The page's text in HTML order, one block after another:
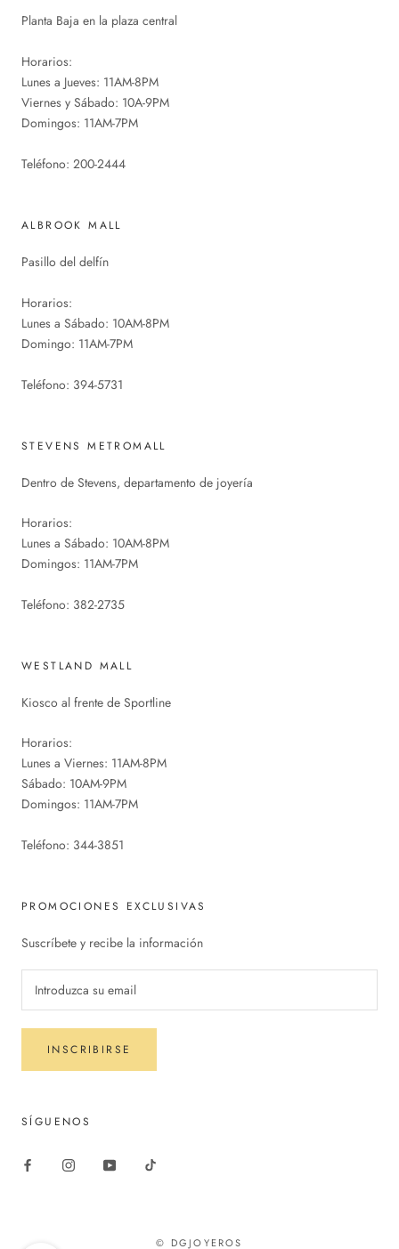
Planta Baja en la plaza central
Horarios:
Lunes a Jueves: 11AM-8PM
Viernes y Sábado: 10A-9PM
Domingos: 11AM-7PM
Teléfono: 200-2444
ALBROOK MALL
Pasillo del delfín
Horarios:
Lunes a Sábado: 10AM-8PM
Domingo: 11AM-7PM
Teléfono: 394-5731
STEVENS METROMALL
Dentro de Stevens, departamento de joyería
Horarios:
Lunes a Sábado: 10AM-8PM
Domingos: 11AM-7PM
Teléfono: 382-2735
WESTLAND MALL
Kiosco al frente de Sportline
Horarios:
Lunes a Viernes: 11AM-8PM
Sábado: 10AM-9PM
Domingos: 11AM-7PM
Teléfono: 344-3851
PROMOCIONES EXCLUSIVAS
Suscríbete y recibe la información
INSCRIBIRSE
SÍGUENOS
© DGJOYEROS